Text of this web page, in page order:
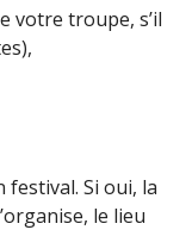
votre troupe, s’il
Si oui, ​la
le lieu